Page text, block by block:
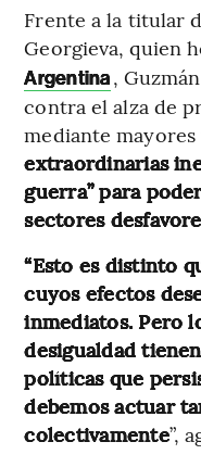
Frente a la titular
Georgieva, quien
Argentina,
contra el alza de
mediante mayores
extraordinarias
guerra” para
sectores
“Esto es distinto
cuyos efectos
inmediatos. Pero
desigualdad
políticas que
debemos actuar
colectivamente”,